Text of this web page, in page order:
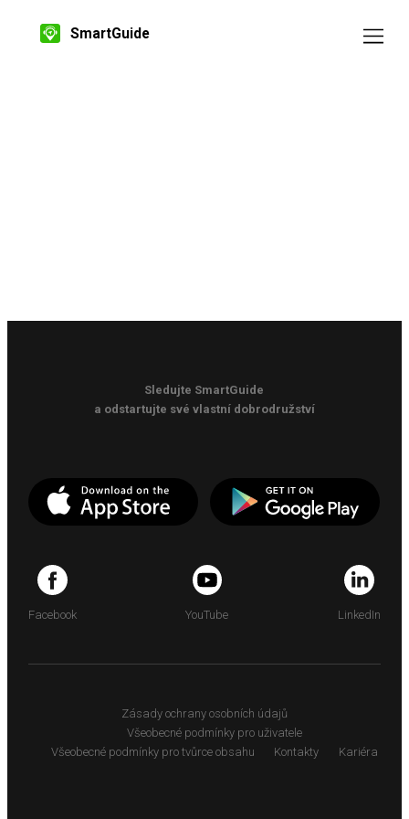
SmartGuide
Sledujte SmartGuide
a odstartujte své vlastní dobrodružství
Facebook YouTube LinkedIn
Zásady ochrany osobních údajů
Všeobecné podmínky pro uživatele
Všeobecné podmínky pro tvůrce obsahu
Kontakty Kariéra